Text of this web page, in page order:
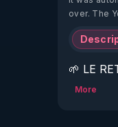
over. The
🌱 LE
More